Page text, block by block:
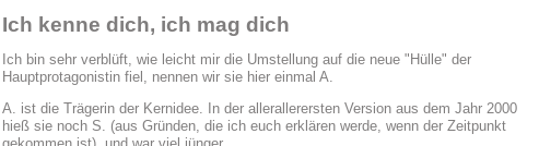
Ich kenne dich, ich mag dich
Ich bin sehr verblüft, wie leicht mir die Umstellung auf die neue "Hülle" der
Hauptprotagonistin fiel, nennen wir sie hier einmal A.
A. ist die Trägerin der Kernidee. In der allerallerersten Version aus dem Jahr 2000
hieß sie noch S. (aus Gründen, die ich euch erklären werde, wenn der Zeitpunkt